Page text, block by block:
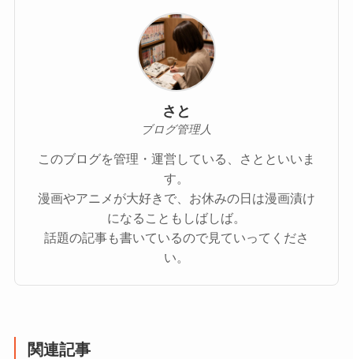
さと
ブログ管理人
このブログを管理・運営している、さとといいま
す。
漫画やアニメが大好きで、お休みの日は漫画漬け
になることもしばしば。
話題の記事も書いているので見ていってくださ
い。
関連記事